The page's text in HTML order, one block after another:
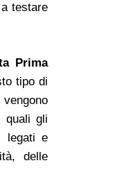
testare
Prima
tipo di
quali gli
legati e
delle